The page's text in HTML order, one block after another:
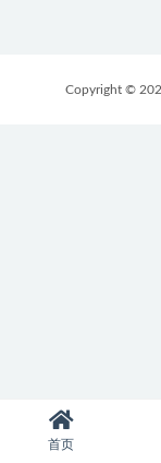
Copyright ©
首页